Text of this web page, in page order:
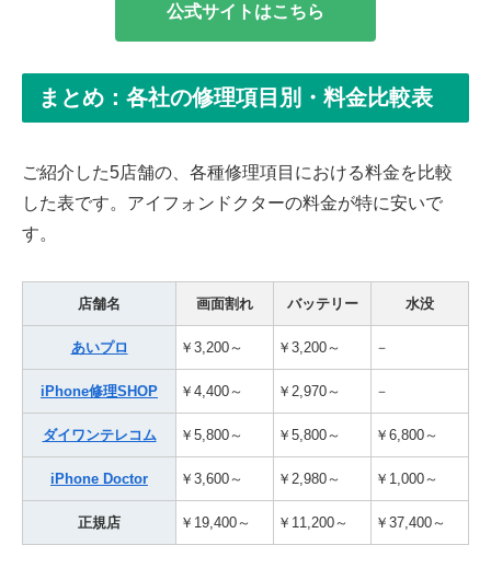
公式サイトはこちら
まとめ：各社の修理項目別・料金比較表
ご紹介した5店舗の、各種修理項目における料金を比較
した表です。アイフォンドクターの料金が特に安いで
す。
店舗名 画面割れ バッテリー 水没
あいプロ ￥3,200～ ￥3,200～ －
iPhone修理SHOP ￥4,400～ ￥2,970～ －
ダイワンテレコム ￥5,800～ ￥5,800～ ￥6,800～
iPhone Doctor ￥3,600～ ￥2,980～ ￥1,000～
正規店 ￥19,400～ ￥11,200～ ￥37,400～